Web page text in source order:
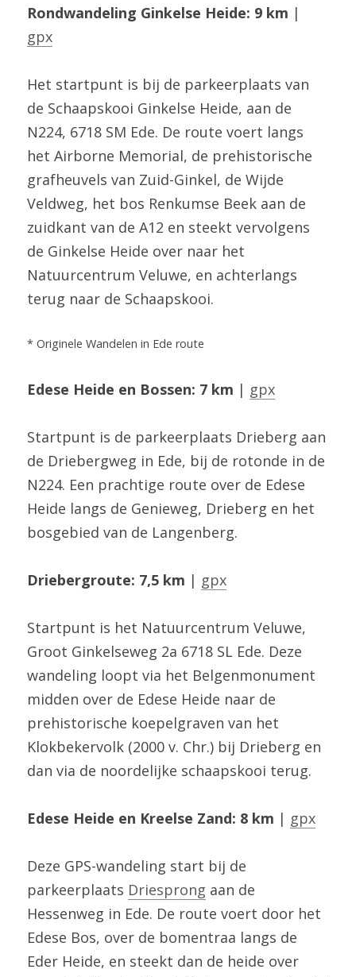
Rondwandeling Ginkelse Heide: 9 km
gpx
Het startpunt is bij de parkeerplaats van
de Schaapskooi Ginkelse Heide, aan de
N224, 6718 SM Ede. De route voert langs
het Airborne Memorial, de prehistorische
grafheuvels van Zuid-Ginkel, de Wijde
Veldweg, het bos Renkumse Beek aan de
zuidkant van de A12 en steekt vervolgens
de Ginkelse Heide over naar het
Natuurcentrum Veluwe, en achterlangs
terug naar de Schaapskooi.
* Originele Wandelen in Ede route
Edese Heide en Bossen: 7 km | gpx
Startpunt is de parkeerplaats Drieberg aan
de Driebergweg in Ede, bij de rotonde in de
N224. Een prachtige route over de Edese
Heide langs de Genieweg, Drieberg en het
bosgebied van de Langenberg.
Driebergroute: 7,5 km | gpx
Startpunt is het Natuurcentrum Veluwe,
Groot Ginkelseweg 2a 6718 SL Ede. Deze
wandeling loopt via het Belgenmonument
midden over de Edese Heide naar de
prehistorische koepelgraven van het
Klokbekervolk (2000 v. Chr.) bij Drieberg en
dan via de noordelijke schaapskooi terug.
Edese Heide en Kreelse Zand: 8 km | gpx
Deze GPS-wandeling start bij de
parkeerplaats Driesprong aan de
Hessenweg in Ede. De route voert door het
Edese Bos, over de bomentraa langs de
Eder Heide, en steekt dan de heide over